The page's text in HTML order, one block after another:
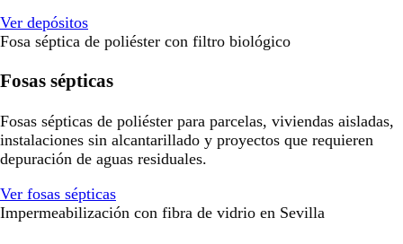
Ver depósitos
Fosa séptica de poliéster con filtro biológico
Fosas sépticas
Fosas sépticas de poliéster para parcelas, viviendas aisladas,
instalaciones sin alcantarillado y proyectos que requieren
depuración de aguas residuales.
Ver fosas sépticas
Impermeabilización con fibra de vidrio en Sevilla